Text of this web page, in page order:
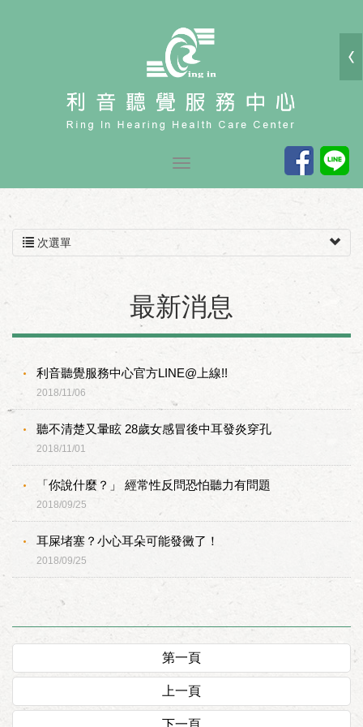
次選單
最新消息
利音聽覺服務中心官方LINE@上線!!
2018/11/06
聽不清楚又暈眩 28歲女感冒後中耳發炎穿孔
2018/11/01
「你說什麼？」 經常性反問恐怕聽力有問題
2018/09/25
耳屎堵塞？小心耳朵可能發黴了！
2018/09/25
第一頁
上一頁
下一頁